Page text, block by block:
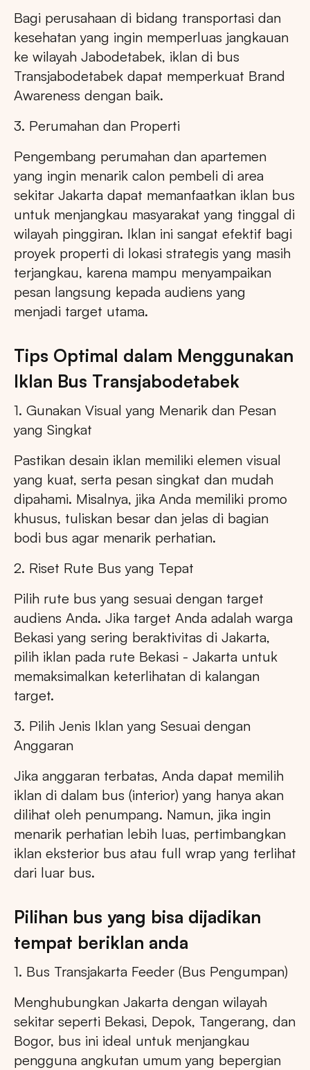
Bagi perusahaan di bidang transportasi dan
kesehatan yang ingin memperluas jangkauan
ke wilayah Jabodetabek, iklan di bus
Transjabodetabek dapat memperkuat Brand
Awareness dengan baik.
3. Perumahan dan Properti
Pengembang perumahan dan apartemen
yang ingin menarik calon pembeli di area
sekitar Jakarta dapat memanfaatkan iklan bus
untuk menjangkau masyarakat yang tinggal di
wilayah pinggiran. Iklan ini sangat efektif bagi
proyek properti di lokasi strategis yang masih
terjangkau, karena mampu menyampaikan
pesan langsung kepada audiens yang
menjadi target utama.
Tips Optimal dalam Menggunakan
Iklan Bus Transjabodetabek
1. Gunakan Visual yang Menarik dan Pesan
yang Singkat
Pastikan desain iklan memiliki elemen visual
yang kuat, serta pesan singkat dan mudah
dipahami. Misalnya, jika Anda memiliki promo
khusus, tuliskan besar dan jelas di bagian
bodi bus agar menarik perhatian.
2. Riset Rute Bus yang Tepat
Pilih rute bus yang sesuai dengan target
audiens Anda. Jika target Anda adalah warga
Bekasi yang sering beraktivitas di Jakarta,
pilih iklan pada rute Bekasi - Jakarta untuk
memaksimalkan keterlihatan di kalangan
target.
3. Pilih Jenis Iklan yang Sesuai dengan
Anggaran
Jika anggaran terbatas, Anda dapat memilih
iklan di dalam bus (interior) yang hanya akan
dilihat oleh penumpang. Namun, jika ingin
menarik perhatian lebih luas, pertimbangkan
iklan eksterior bus atau full wrap yang terlihat
dari luar bus.
Pilihan bus yang bisa dijadikan
tempat beriklan anda
1. Bus Transjakarta Feeder (Bus Pengumpan)
Menghubungkan Jakarta dengan wilayah
sekitar seperti Bekasi, Depok, Tangerang, dan
Bogor, bus ini ideal untuk menjangkau
pengguna angkutan umum yang bepergian